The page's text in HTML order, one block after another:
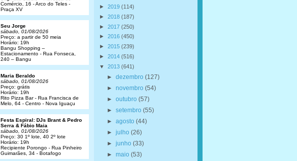
► 2019 (114)
► 2018 (187)
► 2017 (250)
► 2016 (450)
► 2015 (239)
► 2014 (516)
▼ 2013 (641)
► dezembro (127)
► novembro (54)
► outubro (57)
► setembro (55)
► agosto (44)
► julho (26)
► junho (33)
► maio (53)
Comércio, 16 - Arco do Teles -
Praça XV
Seu Jorge
sábado, 01/08/2026
Preço: a partir de 50 meia
Horário: 19h
Bangu Shopping –
Estacionamento - Rua Fonseca,
240 – Bangu
Maria Beraldo
sábado, 01/08/2026
Preço: grátis
Horário: 19h
Rito Pizza Bar - Rua Francisca de
Melo, 64 - Centro - Nova Iguaçu
Festa Espiral: DJs Brant & Pedro
Serra & Fábio Maia
sábado, 01/08/2026
Preço: 30 1º lote, 40 2º lote
Horário: 19h
Recipiente Porongo - Rua Pinheiro
Guimarães, 34 - Botafogo